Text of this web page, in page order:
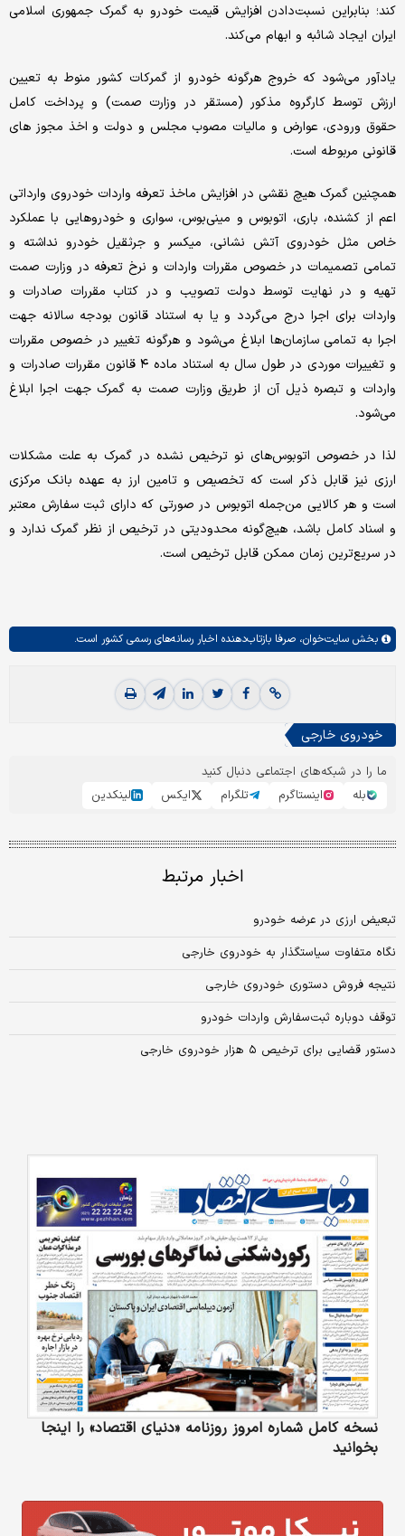
کند؛ بنابراین نسبت‌دادن افزایش قیمت خودرو به گمرک جمهوری اسلامی
ایران ایجاد شائبه و ابهام می‌کند.
یادآور می‌شود که خروج هرگونه خودرو از گمرکات کشور منوط به تعیین
ارزش توسط کارگروه مذکور (مستقر در وزارت صمت) و پرداخت کامل
حقوق ورودی، عوارض و مالیات مصوب مجلس و دولت و اخذ مجوز های
قانونی مربوطه است.
همچنین گمرک هیچ نقشی در افزایش ماخذ تعرفه واردات خودروی وارداتی
اعم از کشنده، باری، اتوبوس و مینی‌بوس، سواری و خودروهایی با عملکرد
خاص مثل خودروی آتش نشانی، میکسر و جرثقیل خودرو نداشته و
تمامی تصمیمات در خصوص مقررات واردات و نرخ تعرفه در وزارت صمت
تهیه و در نهایت توسط دولت تصویب و در کتاب مقررات صادرات و
واردات برای اجرا درج می‌گردد و یا به استناد قانون بودجه سالانه جهت
اجرا به تمامی سازمان‌ها ابلاغ می‌شود و هرگونه تغییر در خصوص مقررات
و تغییرات موردی در طول سال به استناد ماده ۴ قانون مقررات صادرات و
واردات و تبصره ذیل آن از طریق وزارت صمت به گمرک جهت اجرا ابلاغ
می‌شود.
لذا در خصوص اتوبوس‌های نو ترخیص نشده در گمرک به علت مشکلات
ارزی نیز قابل ذکر است که تخصیص و تامین ارز به عهده بانک مرکزی
است و هر کالایی من‌جمله اتوبوس در صورتی که دارای ثبت سفارش معتبر
و اسناد کامل باشد، هیچ‌گونه محدودیتی در ترخیص از نظر گمرک ندارد و
در سریع‌ترین زمان ممکن قابل ترخیص است.
بخش سایت‌خوان، صرفا بازتاب‌دهنده اخبار رسانه‌های رسمی کشور است.
خودروی خارجی
ما را در شبکه‌های اجتماعی دنبال کنید
بله
اینستاگرم تلگرام ایکس لینکدین
اخبار مرتبط
تبعیض ارزی در عرضه خودرو
نگاه متفاوت سیاستگذار به خودروی خارجی
نتیجه فروش دستوری خودروی خارجی
توقف دوباره ثبت‌سفارش واردات خودرو
دستور قضایی برای ترخیص ۵ هزار خودروی خارجی
نسخه کامل شماره امروز روزنامه «دنیای‌ اقتصاد» را اینجا
بخوانید